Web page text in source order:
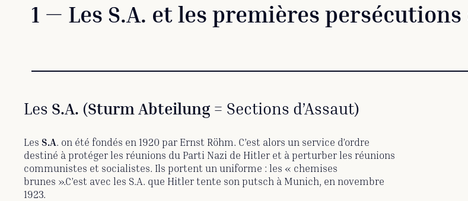
1 — Les S.A. et les premières persécutions
Les S.A. (Sturm Abteilung = Sections d’Assaut)
Les S.A. on été fondés en 1920 par Ernst Röhm. C’est alors un service d’ordre
destiné à protéger les réunions du Parti Nazi de Hitler et à perturber les réunions
communistes et socialistes. Ils portent un uniforme : les « chemises
brunes ».C’est avec les S.A. que Hitler tente son putsch à Munich, en novembre
1923.